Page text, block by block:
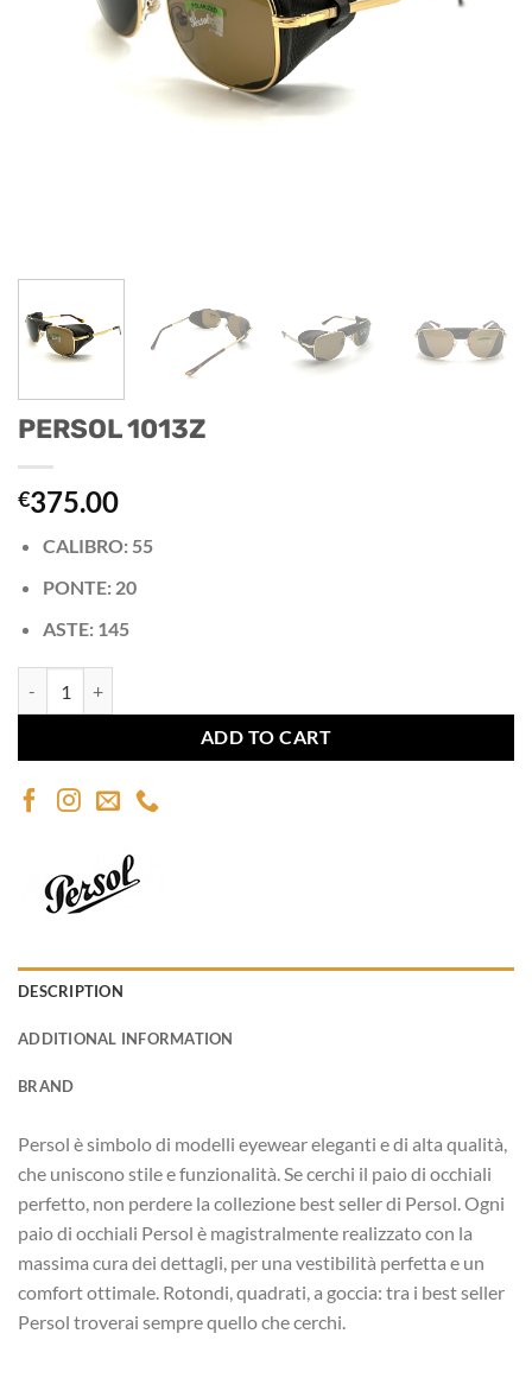
PERSOL 1013Z
€375.00
CALIBRO: 55
PONTE: 20
ASTE: 145
ADD TO CART
DESCRIPTION
ADDITIONAL INFORMATION
BRAND
Persol è simbolo di modelli eyewear eleganti e di alta qualità,
che uniscono stile e funzionalità. Se cerchi il paio di occhiali
perfetto, non perdere la collezione best seller di Persol. Ogni
paio di occhiali Persol è magistralmente realizzato con la
massima cura dei dettagli, per una vestibilità perfetta e un
comfort ottimale. Rotondi, quadrati, a goccia: tra i best seller
Persol troverai sempre quello che cerchi.